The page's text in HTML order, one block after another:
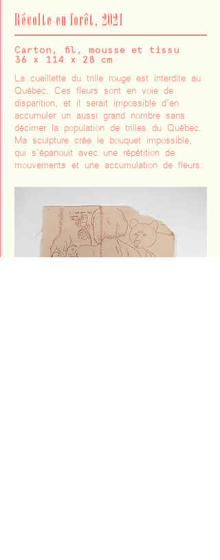
Récolte en forêt, 2021
Carton, fil, mousse et tissu
36 x 114 x 28 cm
La cueillette du trille rouge est interdite au
Québec. Ces fleurs sont en voie de
disparition, et il serait impossible d’en
accumuler un aussi grand nombre sans
décimer la population de trilles du Québec.
Ma sculpture crée le bouquet impossible,
qui s’épanouit avec une répétition de
mouvements et une accumulation de fleurs.